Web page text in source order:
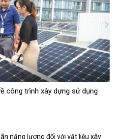
công trình xây dựng sử dụng
năng lượng đối với vật liệu xây